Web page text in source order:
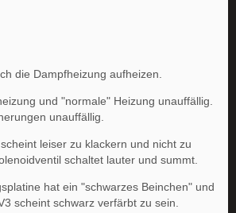
die Dampfheizung aufheizen.
und "normale" Heizung unauffällig.
unauffällig.
leiser zu klackern und nicht zu
schaltet lauter und summt.
hat ein "schwarzes Beinchen" und
scheint schwarz verfärbt zu sein.